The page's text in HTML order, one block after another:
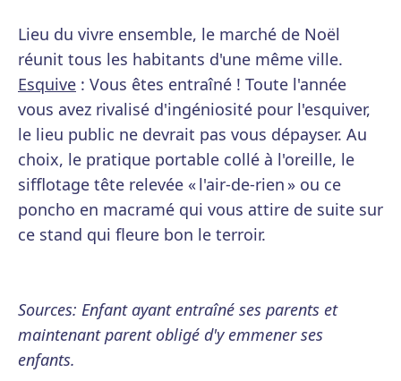
Lieu du vivre ensemble, le marché de Noël
réunit tous les habitants d'une même ville.
Esquive : Vous êtes entraîné ! Toute l'année
vous avez rivalisé d'ingéniosité pour l'esquiver,
le lieu public ne devrait pas vous dépayser. Au
choix, le pratique portable collé à l'oreille, le
sifflotage tête relevée « l'air-de-rien » ou ce
poncho en macramé qui vous attire de suite sur
ce stand qui fleure bon le terroir.
Sources: Enfant ayant entraîné ses parents et
maintenant parent obligé d'y emmener ses
enfants.